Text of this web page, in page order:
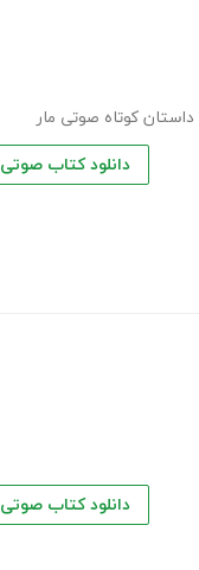
داستان کوتاه صوتی مار
دانلود کتاب صوتی
دانلود کتاب صوتی